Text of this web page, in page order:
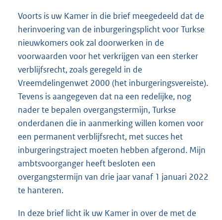
Voorts is uw Kamer in die brief meegedeeld dat de
herinvoering van de inburgeringsplicht voor Turkse
nieuwkomers ook zal doorwerken in de
voorwaarden voor het verkrijgen van een sterker
verblijfsrecht, zoals geregeld in de
Vreemdelingenwet 2000 (het inburgeringsvereiste).
Tevens is aangegeven dat na een redelijke, nog
nader te bepalen overgangstermijn, Turkse
onderdanen die in aanmerking willen komen voor
een permanent verblijfsrecht, met succes het
inburgeringstraject moeten hebben afgerond. Mijn
ambtsvoorganger heeft besloten een
overgangstermijn van drie jaar vanaf 1 januari 2022
te hanteren.
In deze brief licht ik uw Kamer in over de met de